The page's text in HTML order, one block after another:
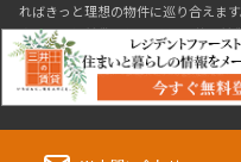
ればきっと理想の物件に巡り合えます
都心の高級賃貸物件探しは[三井の賃
Copyright ©